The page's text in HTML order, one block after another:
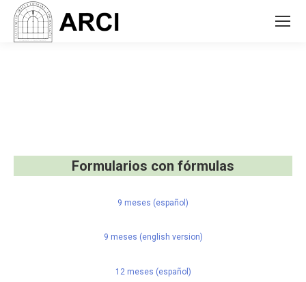
Formularios con fórmulas
9 meses (español)
9 meses (english version)
12 meses (español)